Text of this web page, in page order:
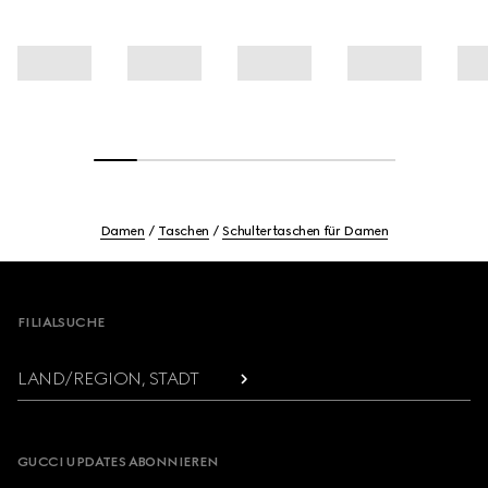
Damen Taschen Schultertaschen für Damen
FILIALSUCHE
LAND/REGION, STADT
GUCCI UPDATES ABONNIEREN